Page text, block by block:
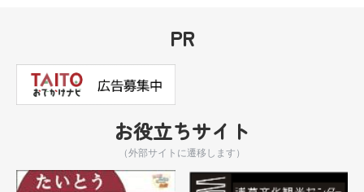
PR
お役立ちサイト
（外部サイトに遷移します）